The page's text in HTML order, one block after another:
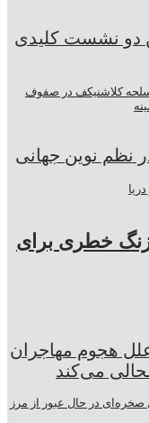
دو نشست کلیدی
نظم نوین جهانی
خطری برای
هجوم مهاجران
می‌کند